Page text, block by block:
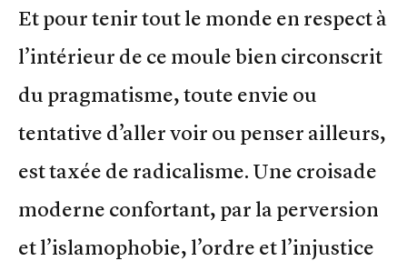
Et pour tenir tout le monde en respect à
l’intérieur de ce moule bien circonscrit
du pragmatisme, toute envie ou
tentative d’aller voir ou penser ailleurs,
est taxée de radicalisme. Une croisade
moderne confortant, par la perversion
et l’islamophobie, l’ordre et l’injustice